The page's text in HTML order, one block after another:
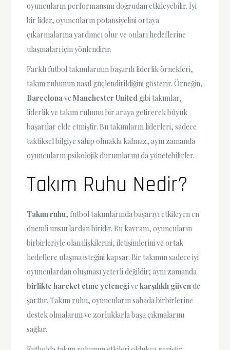
oyuncuların performansını doğrudan etkileyebilir. İyi
bir lider, oyuncuların potansiyelini ortaya
çıkarmalarına yardımcı olur ve onları hedeflerine
ulaşmaları için yönlendirir.
Farklı futbol takımlarının başarılı liderlik örnekleri,
takım ruhunun nasıl güçlendirildiğini gösterir. Örneğin,
BarcelonaveManchester United gibi takımlar,
liderlik ve takım ruhunu bir araya getirerek büyük
başarılar elde etmiştir. Bu takımların liderleri, sadece
taktiksel bilgiye sahip olmakla kalmaz, aynı zamanda
oyuncuların psikolojik durumlarını da yönetebilirler.
Takım Ruhu Nedir?
Takım ruhu, futbol takımlarında başarıyı etkileyen en
önemli unsurlardan biridir. Bu kavram, oyuncuların
birbirleriyle olan ilişkilerini, iletişimlerini ve ortak
hedeflere ulaşma isteğini kapsar. Bir takımın sadece iyi
oyunculardan oluşması yeterli değildir; aynı zamanda
birlikte hareket etme yeteneğivekarşılıklı güvende
şarttır. Takım ruhu, oyuncuların sahada birbirlerine
destek olmalarını ve zorluklarla başa çıkmalarını
sağlar.